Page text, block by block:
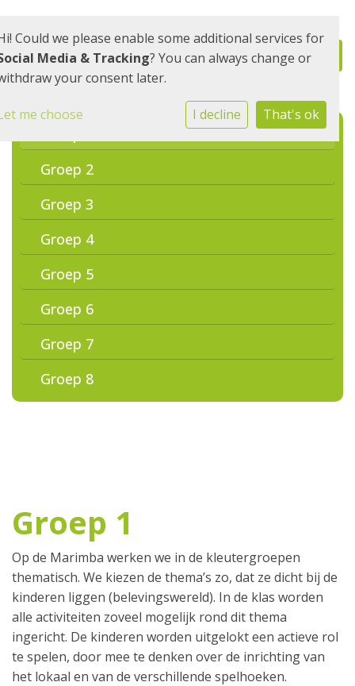
Groep 2
Groep 3
Groep 4
Groep 5
Groep 6
Groep 7
Groep 8
Groep 1
Op de Marimba werken we in de kleutergroepen
thematisch. We kiezen de thema’s zo, dat ze dicht bij de
kinderen liggen (belevingswereld). In de klas worden
alle activiteiten zoveel mogelijk rond dit thema
ingericht. De kinderen worden uitgelokt een actieve rol
te spelen, door mee te denken over de inrichting van
het lokaal en van de verschillende spelhoeken.
Could we please enable some additional services for
Media & Tracking? You can always change or
your consent later.
me choose I decline That's ok